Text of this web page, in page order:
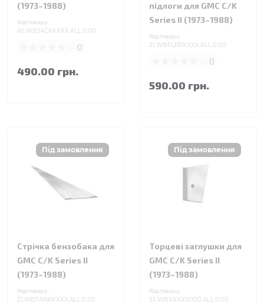
(1973–1988)
Код товару:
60.WBJACKXXXX.ALL.0.00
0
490.00 грн.
підлоги для GMC C/K
Series II (1973–1988)
Код товару:
21.WBFLRPXXXX.ALL.0.00
0
590.00 грн.
Стрічка бензобака для
GMC C/K Series II
(1973–1988)
Код товару:
21.WBTANKXXXX.ALL.0.00
Торцеві заглушки для
GMC C/K Series II
(1973–1988)
Код товару:
55.WBXXXX0000.ALL.0.00